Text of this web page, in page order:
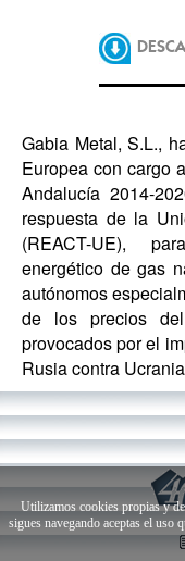
Gabia Metal, S.L.,
Europea con cargo
Andalucía 2014-
respuesta de la
(REACT-UE),
energético de gas
autónomos
de los precios
provocados por el
Rusia contra
Utilizamos cookies propias y
sigues navegando aceptas el uso